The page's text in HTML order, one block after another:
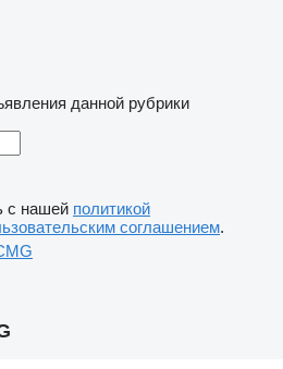
данной рубрики
с нашей политикой
соглашением.